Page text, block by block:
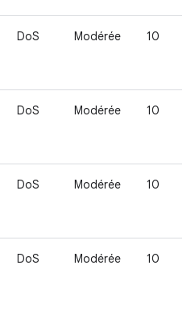
DoS Modérée 10
DoS Modérée 10
DoS Modérée 10
DoS Modérée 10